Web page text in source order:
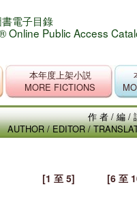
電子目錄
Online Public Access
本年度上架小説
MORE FICTIONS
作者/編/
AUTHOR / EDITOR /
[1 至 5] [6 至